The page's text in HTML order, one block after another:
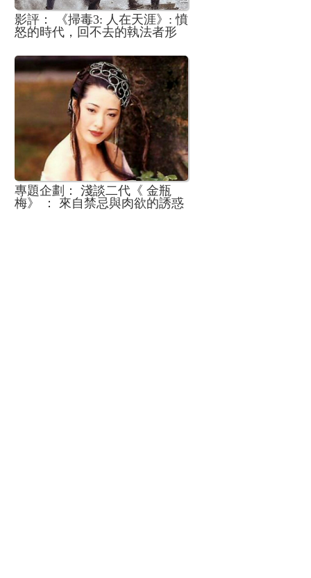
影評： 《掃毒3: 人在天涯》: 憤
怒的時代，回不去的執法者形
專題企劃： 淺談二代《 金瓶
梅》 ： 來自禁忌與肉欲的誘惑